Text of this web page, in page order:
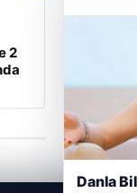
2
Enes
Danla